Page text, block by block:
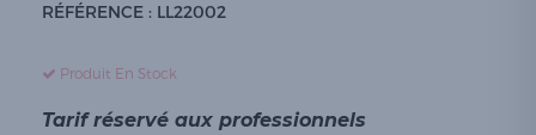
RÉFÉRENCE : LL22002
Produit En Stock
Tarif réservé aux professionnels